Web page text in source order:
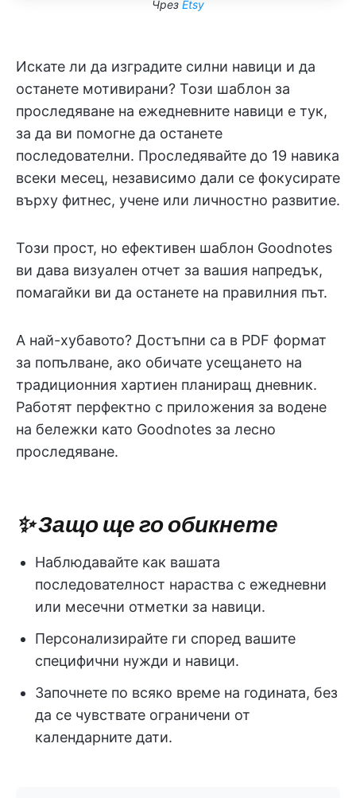
Чрез Etsy
Искате ли да изградите силни навици и да
останете мотивирани? Този шаблон за
проследяване на ежедневните навици е тук,
за да ви помогне да останете
последователни. Проследявайте до 19 навика
всеки месец, независимо дали се фокусирате
върху фитнес, учене или личностно развитие.
Този прост, но ефективен шаблон Goodnotes
ви дава визуален отчет за вашия напредък,
помагайки ви да останете на правилния път.
А най-хубавото? Достъпни са в PDF формат
за попълване, ако обичате усещането на
традиционния хартиен планиращ дневник.
Работят перфектно с приложения за водене
на бележки като Goodnotes за лесно
проследяване.
✨ Защо ще го обикнете
Наблюдавайте как вашата
последователност нараства с ежедневни
или месечни отметки за навици.
Персонализирайте ги според вашите
специфични нужди и навици.
Започнете по всяко време на годината, без
да се чувствате ограничени от
календарните дати.